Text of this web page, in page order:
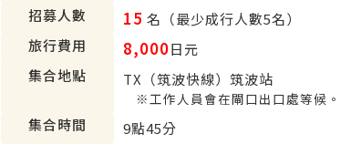
招募人數
15 名（最少成行人數5名）
旅行費用
8,000日元
集合地點
TX（筑波快線）筑波站
※工作人員會在閘口出口處等候。
集合時間
9點45分